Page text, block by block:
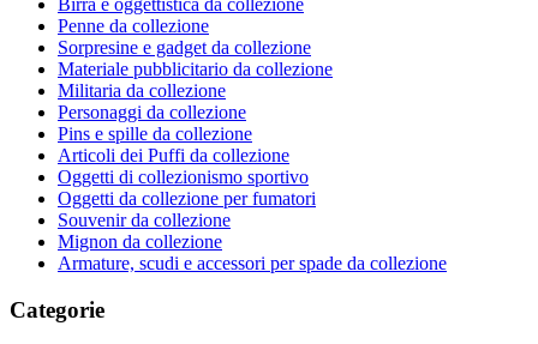
Birra e oggettistica da collezione
Penne da collezione
Sorpresine e gadget da collezione
Materiale pubblicitario da collezione
Militaria da collezione
Personaggi da collezione
Pins e spille da collezione
Articoli dei Puffi da collezione
Oggetti di collezionismo sportivo
Oggetti da collezione per fumatori
Souvenir da collezione
Mignon da collezione
Armature, scudi e accessori per spade da collezione
Categorie